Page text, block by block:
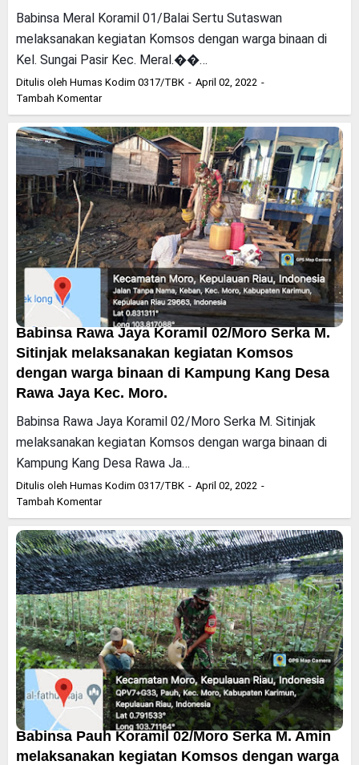
Babinsa Meral Koramil 01/Balai Sertu Sutaswan
melaksanakan kegiatan Komsos dengan warga binaan di
Kel. Sungai Pasir Kec. Meral.��…
Ditulis oleh Humas Kodim 0317/TBK
April 02, 2022
Tambah Komentar
Babinsa Rawa Jaya Koramil 02/Moro Serka M.
Sitinjak melaksanakan kegiatan Komsos
dengan warga binaan di Kampung Kang Desa
Rawa Jaya Kec. Moro.
Babinsa Rawa Jaya Koramil 02/Moro Serka M. Sitinjak
melaksanakan kegiatan Komsos dengan warga binaan di
Kampung Kang Desa Rawa Ja…
Ditulis oleh Humas Kodim 0317/TBK
April 02, 2022
Tambah Komentar
Babinsa Pauh Koramil 02/Moro Serka M. Amin
melaksanakan kegiatan Komsos dengan warga